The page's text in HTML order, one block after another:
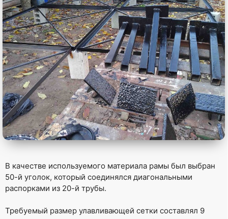
В качестве используемого материала рамы был выбран
50-й уголок, который соединялся диагональными
распорками из 20-й трубы.
Требуемый размер улавливающей сетки составлял 9